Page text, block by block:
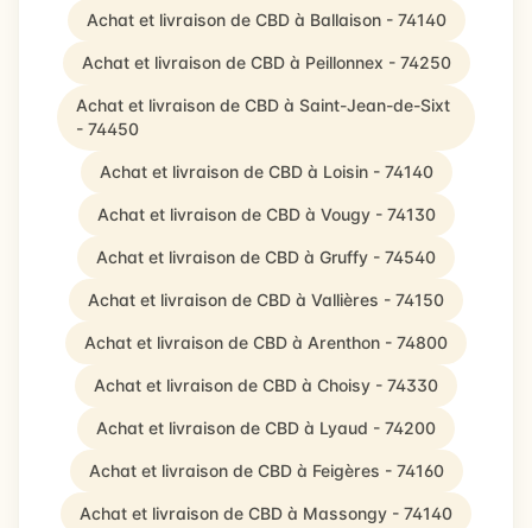
Achat et livraison de CBD à Ballaison - 74140
Achat et livraison de CBD à Peillonnex - 74250
Achat et livraison de CBD à Saint-Jean-de-Sixt
- 74450
Achat et livraison de CBD à Loisin - 74140
Achat et livraison de CBD à Vougy - 74130
Achat et livraison de CBD à Gruffy - 74540
Achat et livraison de CBD à Vallières - 74150
Achat et livraison de CBD à Arenthon - 74800
Achat et livraison de CBD à Choisy - 74330
Achat et livraison de CBD à Lyaud - 74200
Achat et livraison de CBD à Feigères - 74160
Achat et livraison de CBD à Massongy - 74140